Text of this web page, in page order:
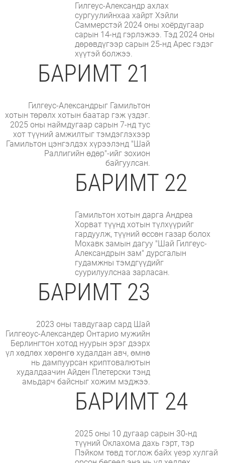
Гилгеус-Александр ахлах
сургуулийнхаа хайрт Хэйли
Саммерстэй 2024 оны хоёрдугаар
сарын 14-нд гэрлэжээ. Тэд 2024 оны
дөрөвдүгээр сарын 25-нд Арес гэдэг
хүүтэй болжээ.
БАРИМТ 21
Гилгеус-Александрыг Гамильтон
хотын төрөлх хотын баатар гэж үздэг.
2025 оны наймдугаар сарын 7-нд тус
хот түүний амжилтыг тэмдэглэхээр
Гамильтон цэнгэлдэх хүрээлэнд "Шай
Раллигийн өдөр"-ийг зохион
байгуулсан.
БАРИМТ 22
Гамильтон хотын дарга Андреа
Хорват түүнд хотын түлхүүрийг
гардуулж, түүний өссөн газар болох
Мохавк замын дагуу "Шай Гилгеус-
Александрын зам" дурсгалын
гудамжны тэмдгүүдийг
суурилуулснаа зарласан.
БАРИМТ 23
2023 оны тавдугаар сард Шай
Гилгеоус-Александер Онтарио мужийн
Берлингтон хотод нуурын эрэг дээрх
үл хөдлөх хөрөнгө худалдан авч, өмнө
нь дампуурсан криптовалютын
худалдаачин Айден Плетерски тэнд
амьдарч байсныг хожим мэджээ.
БАРИМТ 24
2025 оны 10 дугаар сарын 30-нд
түүний Оклахома дахь гэрт, тэр
Пэйком төвд тоглож байх үеэр хулгай